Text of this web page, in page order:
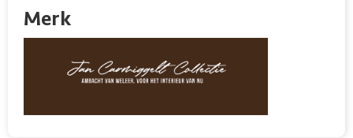
Merk